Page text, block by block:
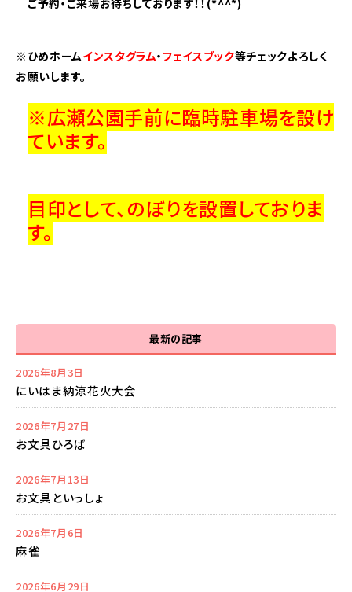
ご予約・ご来場お待ちしております！！(*^^*)
※ひめホームインスタグラム・フェイスブック等チェックよろしく
お願いします。
※広瀬公園手前に臨時駐車場を設け
ています。
目印として、のぼりを設置しておりま
す。
最新の記事
2026年8月3日
にいはま納涼花火大会
2026年7月27日
お文具ひろば
2026年7月13日
お文具といっしょ
2026年7月6日
麻雀
2026年6月29日